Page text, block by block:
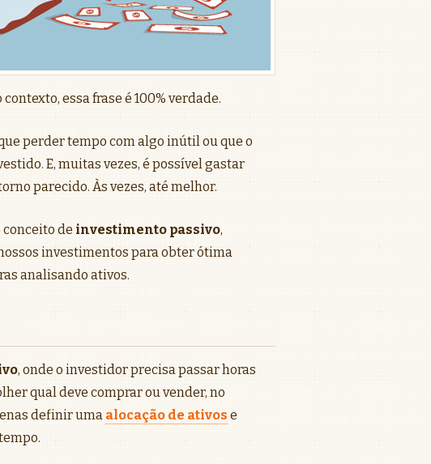
essa frase é 100% verdade.
perder tempo com algo inútil ou que o
E, muitas vezes, é possível gastar
parecido. Às vezes, até melhor.
de investimento passivo,
investimentos para obter ótima
analisando ativos.
, onde o investidor precisa passar horas
qual deve comprar ou vender, no
definir uma alocação de ativos e